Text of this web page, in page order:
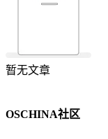
暂无文章
OSCHINA社区